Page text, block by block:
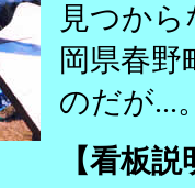
見つか
岡県春野
のだが...
【看板